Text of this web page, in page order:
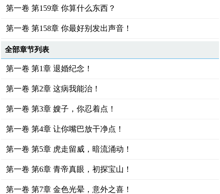
第一卷 第159章 你算什么东西？
第一卷 第158章 你最好别发出声音！
全部章节列表
第一卷 第1章 退婚纪念！
第一卷 第2章 这病我能治！
第一卷 第3章 嫂子，你忍着点！
第一卷 第4章 让你嘴巴放干净点！
第一卷 第5章 虎走留威，暗流涌动！
第一卷 第6章 青帝真眼，初探宝山！
第一卷 第7章 金色光晕，意外之喜！